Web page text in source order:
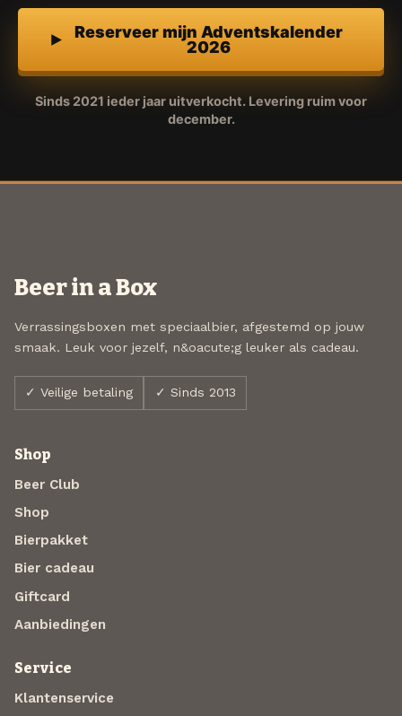
Reserveer mijn Adventskalender
2026
Sinds 2021 ieder jaar uitverkocht. Levering ruim voor
december.
Beer in a Box
Verrassingsboxen met speciaalbier, afgestemd op jouw
smaak. Leuk voor jezelf, n&oacute;g leuker als cadeau.
✓ Veilige betaling ✓ Sinds 2013
Shop
Beer Club
Shop
Bierpakket
Bier cadeau
Giftcard
Aanbiedingen
Service
Klantenservice